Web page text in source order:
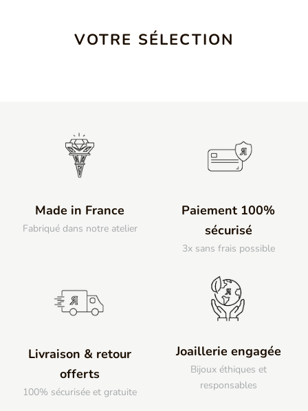
VOTRE SÉLECTION
Made in France
Fabriqué dans notre atelier
Paiement 100%
sécurisé
3x sans frais possible
Livraison & retour
offerts
100% sécurisée et gratuite
Joaillerie engagée
Bijoux éthiques et
responsables